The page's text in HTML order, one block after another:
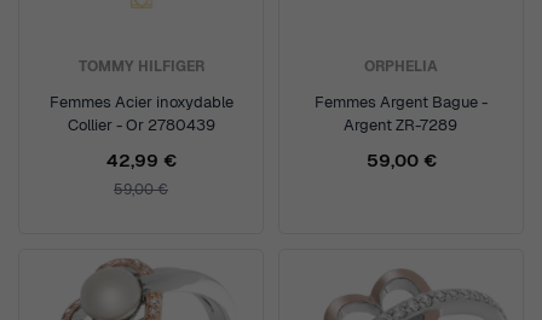
TOMMY HILFIGER
Femmes Acier inoxydable
Collier - Or 2780439
42,99 €
59,00 €
ORPHELIA
Femmes Argent Bague -
Argent ZR-7289
59,00 €